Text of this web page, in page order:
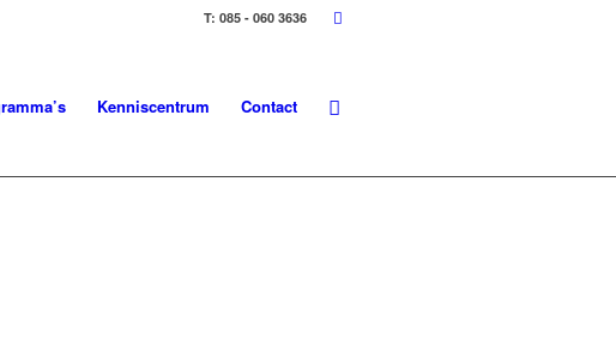
T: 085 - 060 3636
Kenniscentrum Contact